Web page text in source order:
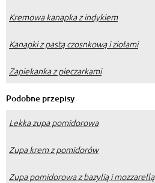
Kremowa kanapka z indykiem
Kanapki z pastą czosnkową i ziołami
Zapiekanka z pieczarkami
Podobne przepisy
Lekka zupa pomidorowa
Zupa krem z pomidorów
Zupa pomidorowa z bazylią i mozzarellą